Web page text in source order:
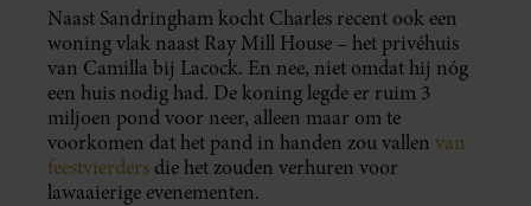
Naast Sandringham kocht Charles recent ook een
woning vlak naast Ray Mill House – het privéhuis
van Camilla bij Lacock. En nee, niet omdat hij nóg
een huis nodig had. De koning legde er ruim 3
miljoen pond voor neer, alleen maar om te
voorkomen dat het pand in handen zou vallen van
feestvierders die het zouden verhuren voor
lawaaierige evenementen.